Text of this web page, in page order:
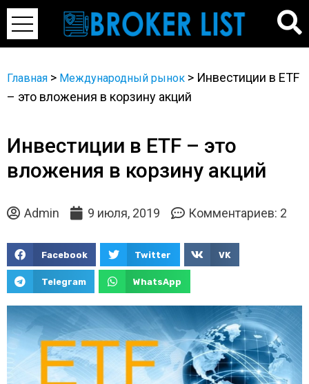
Главная > Международный рынок > Инвестиции в ETF
– это вложения в корзину акций
Инвестиции в ETF – это
вложения в корзину акций
Admin 9 июля, 2019 Комментариев: 2
Facebook Twitter VK
Telegram WhatsApp